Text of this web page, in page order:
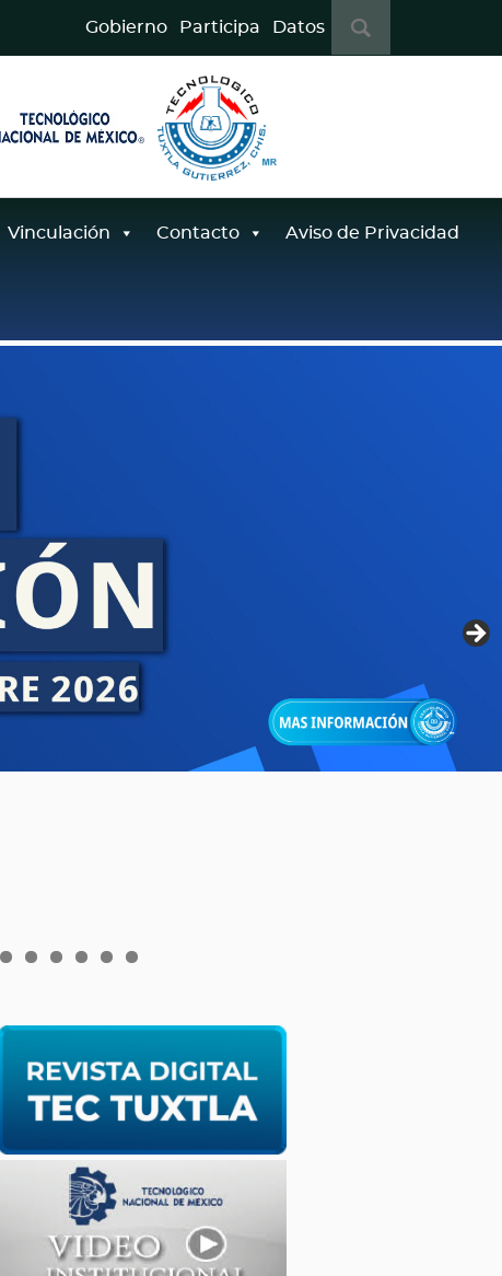
Gobierno Participa Datos
s
Vinculación Contacto Aviso de Privacidad
5 6 7 8 9 0